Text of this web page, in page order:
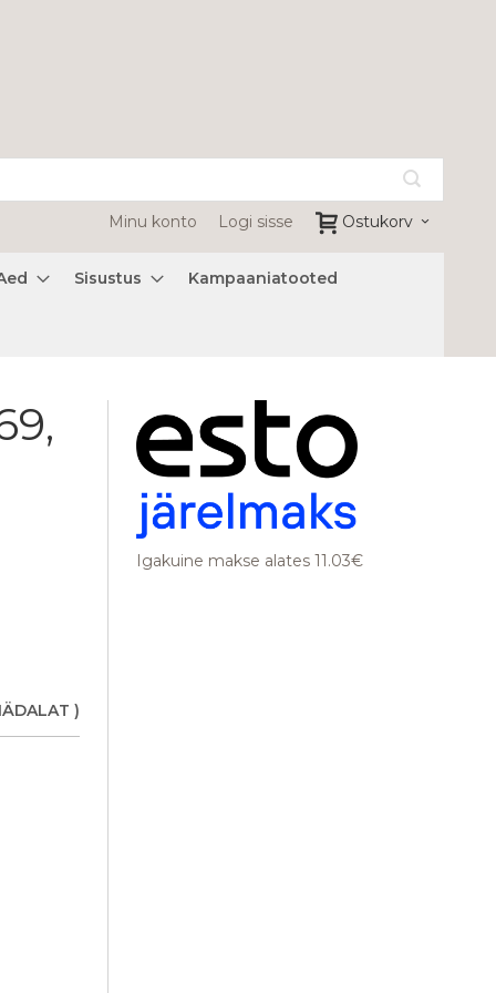
Ostukorv
Minu konto Logi sisse
Sisustus Kampaaniatooted
Igakuine makse alates 11.03€
)